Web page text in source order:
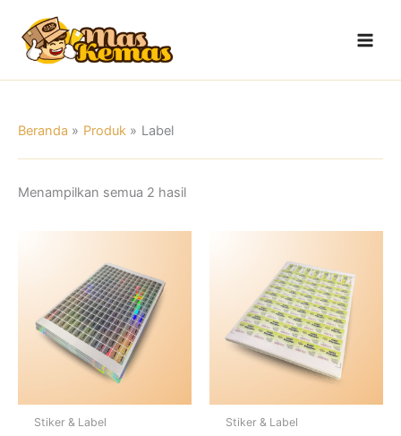
konten
Beranda Produk Label
Menampilkan semua 2 hasil
Stiker & Label Stiker & Label